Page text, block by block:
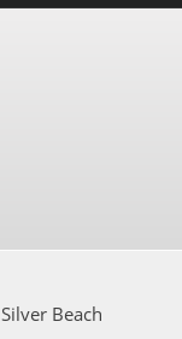
Silver Beach